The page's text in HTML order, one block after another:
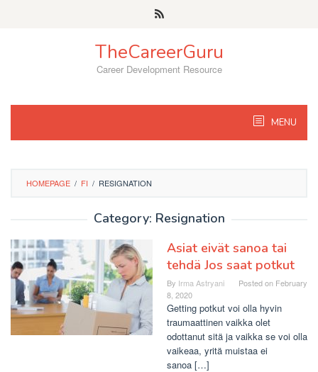
TheCareerGuru
Career Development Resource
MENU
HOMEPAGE / FI / RESIGNATION
Category: Resignation
Asiat eivät sanoa tai
tehdä Jos saat potkut
By Irma Astryani Posted on February
8, 2020
Getting potkut voi olla hyvin
traumaattinen vaikka olet
odottanut sitä ja vaikka se voi olla
vaikeaa, yritä muistaa ei
sanoa […]